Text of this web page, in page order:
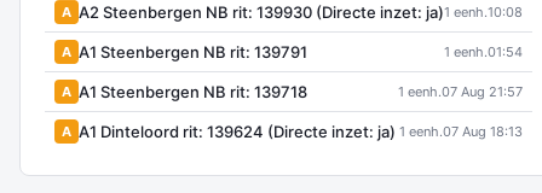
A A2 Steenbergen NB rit: 139930 (Directe inzet: ja)1 eenh.10:08
A A1 Steenbergen NB rit: 139791 1 eenh.01:54
A A1 Steenbergen NB rit: 139718 1 eenh.07 Aug 21:57
A A1 Dinteloord rit: 139624 (Directe inzet: ja) 1 eenh.07 Aug 18:13